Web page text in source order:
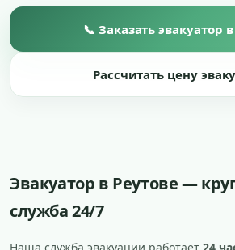
📞 Заказать эвакуатор
Рассчитать цену
Эвакуатор в Реутове —
служба 24/7